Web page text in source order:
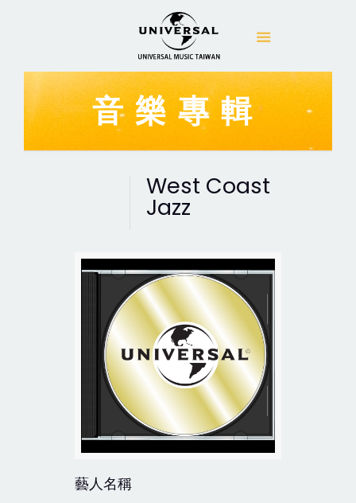
音樂專輯
West Coast
Jazz
藝人名稱